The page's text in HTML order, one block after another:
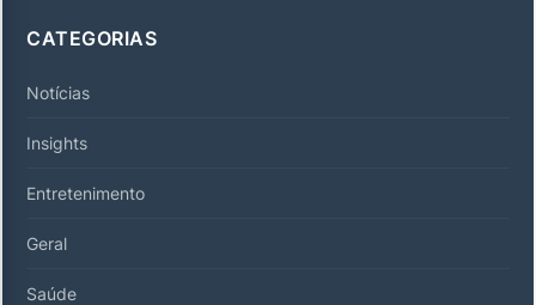
CATEGORIAS
Notícias
Insights
Entretenimento
Geral
Saúde